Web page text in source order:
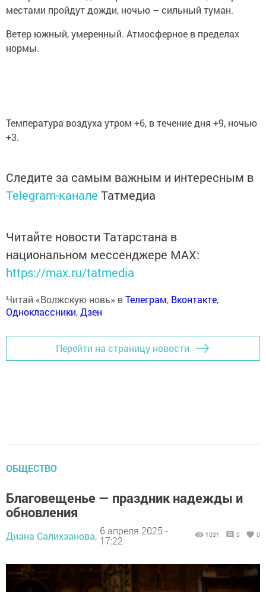
местами пройдут дожди, ночью – сильный туман.
Ветер южный, умеренный. Атмосферное в пределах
нормы.
Температура воздуха утром +6, в течение дня +9, ночью
+3.
Следите за самым важным и интересным в
Telegram-канале Татмедиа
Читайте новости Татарстана в
национальном мессенджере MАХ:
https://max.ru/tatmedia
Читай «Волжскую новь» вТелеграм, Вконтакте,
Одноклассники,Дзен
Перейти на страницу новости
ОБЩЕСТВО
Благовещенье — праздник надежды и
обновления
Диана Салихзанова, 6 апреля 2025 -
17:22
1031 0 0